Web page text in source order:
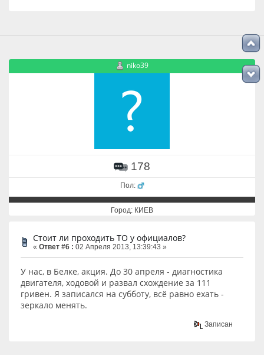
niko39
178
Пол:
Город: КИЕВ
Стоит ли проходить ТО у официалов?
« Ответ #6 : 02 Апреля 2013, 13:39:43 »
У нас, в Белке, акция. До 30 апреля - диагностика
двигателя, ходовой и развал схождение за 111
гривен. Я записался на субботу, всё равно ехать -
зеркало менять.
Записан